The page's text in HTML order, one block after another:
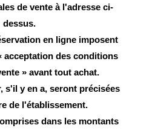
de vente à l'adresse ci-
dessus.
en ligne imposent
acceptation des conditions
» avant tout achat.
s'il y en a, seront précisées
de l'établissement.
dans les montants